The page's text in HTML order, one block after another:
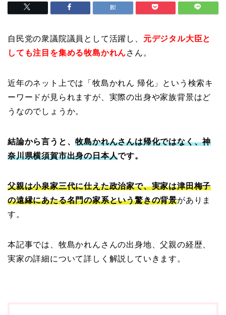
自民党の衆議院議員として活躍し、 元デジタル大臣と
しても注目を集める牧島かれんさん。
近年のネット上では「牧島かれん 帰化」という検索キ
ーワードが見られますが、実際の出身や家族背景はど
うなのでしょうか。
結論から言うと、牧島かれんさんは帰化ではなく、神
奈川県横須賀市出身の日本人です。
父親は小泉家三代に仕えた政治家で、実家は津田梅子
の遠縁にあたる名門の家系という驚きの背景がありま
す。
本記事では、牧島かれんさんの出身地、父親の経歴、
実家の詳細について詳しく解説していきます。